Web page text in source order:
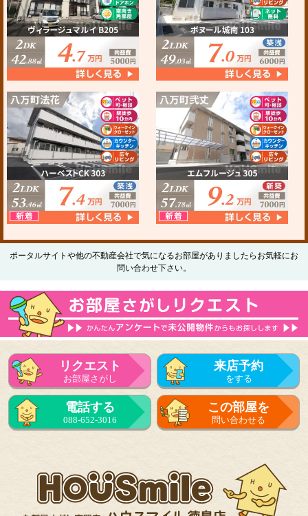
ポータルサイトや他の不動産会社で気になるお部屋がありましたらお気軽にお
問い合わせ下さい。
リクエスト
お部屋さがし
来店予約
をする
電話する
088-652-3016
この部屋を
問い合わせる